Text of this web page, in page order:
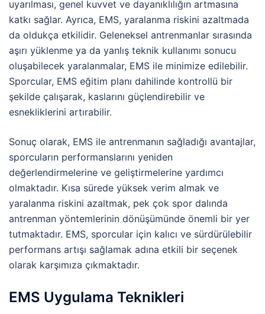
uyarılması, genel kuvvet ve dayanıklılığın artmasına
katkı sağlar. Ayrıca, EMS, yaralanma riskini azaltmada
da oldukça etkilidir. Geleneksel antrenmanlar sırasında
aşırı yüklenme ya da yanlış teknik kullanımı sonucu
oluşabilecek yaralanmalar, EMS ile minimize edilebilir.
Sporcular, EMS eğitim planı dahilinde kontrollü bir
şekilde çalışarak, kaslarını güçlendirebilir ve
esnekliklerini artırabilir.
Sonuç olarak, EMS ile antrenmanın sağladığı avantajlar,
sporcuların performanslarını yeniden
değerlendirmelerine ve geliştirmelerine yardımcı
olmaktadır. Kısa sürede yüksek verim almak ve
yaralanma riskini azaltmak, pek çok spor dalında
antrenman yöntemlerinin dönüşümünde önemli bir yer
tutmaktadır. EMS, sporcular için kalıcı ve sürdürülebilir
performans artışı sağlamak adına etkili bir seçenek
olarak karşımıza çıkmaktadır.
EMS Uygulama Teknikleri